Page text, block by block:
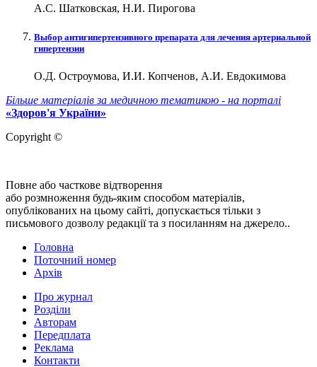
А.С. Шатковская, Н.И. Пирогова
Выбор антигипертензивного препарата для лечения артериальной
гипертензии
О.Д. Остроумова, И.И. Копченов, А.И. Евдокимова
Більше матеріалів за медичною тематикою - на порталі
«Здоров'я України»
Copyright ©
Повне або часткове відтворення
або розмноження будь-яким способом матеріалів,
опублікованих на цьому сайті, допускається тільки з
письмового дозволу редакції та з посиланням на джерело..
Головна
Поточний номер
Архів
Про журнал
Розділи
Авторам
Передплата
Реклама
Контакти